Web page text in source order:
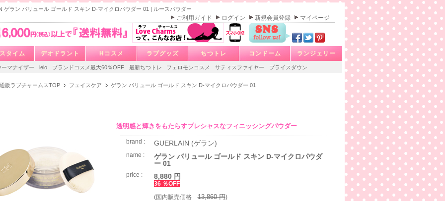
ゲラン パリュール ゴールド スキン D-マイクロパウダー 01 | ルースパウダー
ご利用ガイド ログイン 新規会員登録 マイページ
タイム デオドラント Hコスメ ラブグッズ ちつトレ コンドーム ランジェリー
ーマナイザー lelo ブランドコスメ最大60％OFF 最新ちつトレ フェロモンコスメ サティスファイヤー プライスダウン
販ラブチャームスTOP フェイスケア ゲラン パリュール ゴールド スキン D-マイクロパウダー 01
透明感と輝きをもたらすプレシャスなフィニッシングパウダー
brand : GUERLAIN (ゲラン)
name :
ゲラン パリュール ゴールド スキン D-マイクロパウダ
ー 01
price : 8,880 円
36 ％OFF
(国内販売価格13,860 円)